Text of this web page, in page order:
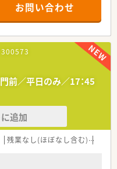
立地しており、マイカー通勤
することができます。
方箋を、1日あたり平均140
いのある職場です。
籍し、医療事務3名と協力し
ている環境です。
し、患者様一人ひとりに寄り
にしている安定企業です。
れるように、産休や育休など
力を入れている法人です。
を追求し続けています。
お問い合わせ
300573
前／平日のみ／17：45
追加
残業なし(ほぼなし含む)